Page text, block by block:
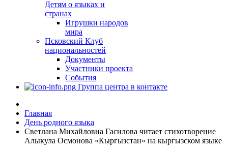
Детям о языках и
странах
Игрушки народов
мира
Псковский Клуб
национальностей
Документы
Участники проекта
События
Группа центра в контакте
Главная
День родного языка
Светлана Михайловна Гасилова читает стихотворение
Алыкула Осмонова «Кыргызстан» на кыргызском языке